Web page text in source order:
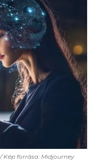
Kép forrása: Midjourney